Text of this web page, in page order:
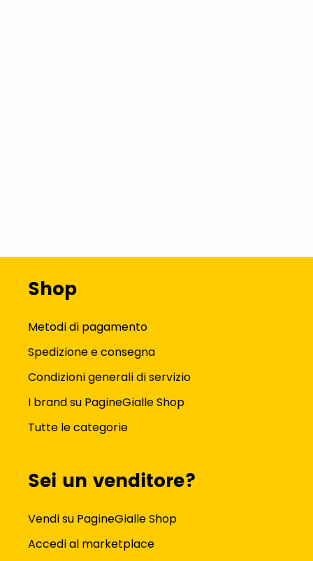
Shop
Metodi di pagamento
Spedizione e consegna
Condizioni generali di servizio
I brand su PagineGialle Shop
Tutte le categorie
Sei un venditore?
Vendi su PagineGialle Shop
Accedi al marketplace